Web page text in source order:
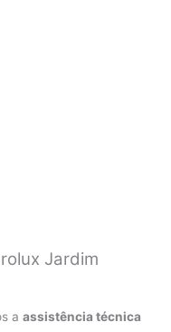
Jardim
aassistência técnica